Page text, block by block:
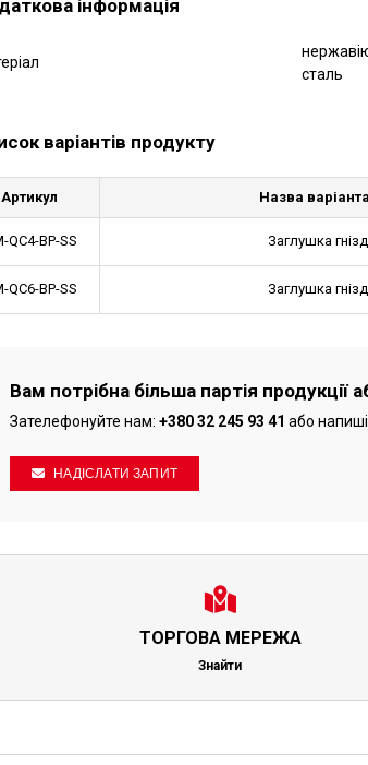
інформація
сталь
варіантів продукту
Артикул Назва
QC4-BP-SS Заглушка
QC6-BP-SS Заглушка
Вам потрібна більша партія продукції
Зателефонуйте нам: +380 32 245 93 41 або
НАДІСЛАТИ ЗАПИТ
ТОРГОВА МЕРЕЖА
Знайти